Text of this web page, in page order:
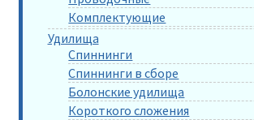
Комплектующие
Удилища
Спиннинги
Спиннинги в сборе
Болонские удилища
Короткого сложения